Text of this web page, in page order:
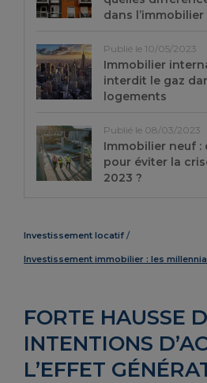
Investissement locatif
Investissement immobilier : les
FORTE HAUSSE
INTENTIONS
L’EFFET
dans
Publié le 10/05/2023
Immobilier
interdit le gaz
logements
Publié le 08/03/2023
Immobilier neuf :
pour éviter la
2023 ?